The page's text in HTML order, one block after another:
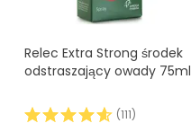
Relec Extra Strong środek
odstraszający owady 75ml
(111)